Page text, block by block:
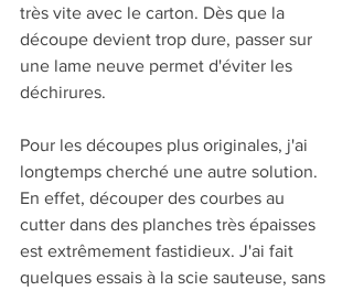
très vite avec le carton. Dès que la
découpe devient trop dure, passer sur
une lame neuve permet d'éviter les
déchirures.
Pour les découpes plus originales, j'ai
longtemps cherché une autre solution.
En effet, découper des courbes au
cutter dans des planches très épaisses
est extrêmement fastidieux. J'ai fait
quelques essais à la scie sauteuse, sans